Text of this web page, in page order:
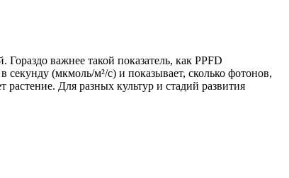
важнее такой показатель, как PPFD
(мкмоль/м²/с) и показывает, сколько фотонов,
Для разных культур и стадий развития